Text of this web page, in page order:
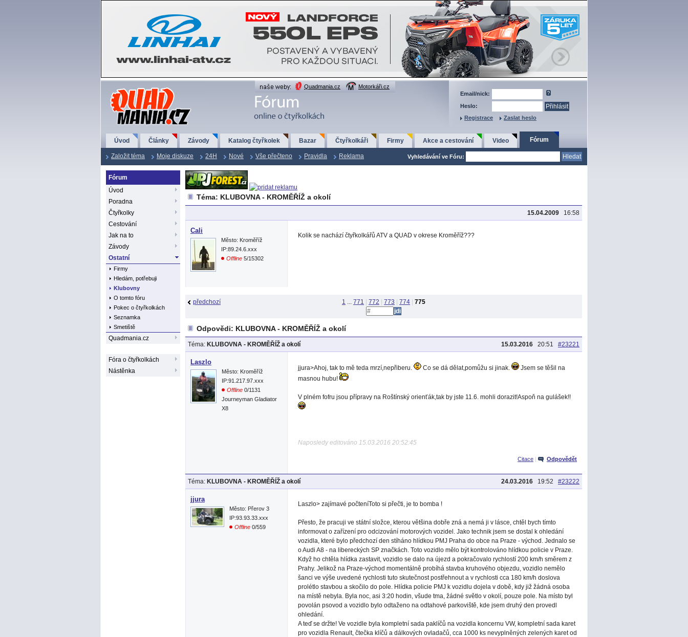
QuadMania.cz Quadmania.cz
Motorkáři.cz
Email/nick:
Heslo:
Registrace
Zaslat heslo
Úvod Články Závody Katalog čtyřkolek Bazar Čtyřkolkáři Firmy Akce a cestování Video Fórum
Založit téma Moje diskuze 24H Nové Vše přečteno Pravidla Reklama Vyhledávání ve Fóru:
Fórum
Úvod
Poradna
Čtyřkolky
Cestování
Jak na to
Závody
Ostatní
Firmy
Hledám, potřebuji
Klubovny
O tomto fóru
Pokec o čtyřkolkách
Seznamka
Smetiště
Quadmania.cz
Fóra o čtyřkolkách
Nástěnka
Téma: KLUBOVNA - KROMĚŘÍŽ a okolí
15.04.2009 16:58
Cali
Město: Kroměříž
IP:89.24.6.xxx
Offline 5/15302
Kolik se nachází čtyřkolkářů ATV a QUAD v okrese Kroměříž???
předchozí 1 ... 771 772 773 774 775
Odpovědi: KLUBOVNA - KROMĚŘÍŽ a okolí
15.03.2016 20:51 #23221
Téma: KLUBOVNA - KROMĚŘÍŽ a okolí
Laszlo
Město: Kroměříž
IP:91.217.97.xxx
Offline 0/1131
Journeyman Gladiator
X8
jjura>Ahoj, tak to mě teda mrzí,nepřiberu. Co se dá dělat,pomůžu si jinak.
Jsem se těšil na
masnou hubu!
V plném fofru jsou přípravy na Roštínský orienťák,tak by jste 11.6. mohli dorazit!Aspoň na gulášek!!
Naposledy editováno 15.03.2016 20:52:45
Citace | Odpovědět
24.03.2016 19:52 #23222
Téma: KLUBOVNA - KROMĚŘÍŽ a okolí
jjura
Město: Přerov 3
IP:93.93.33.xxx
Offline 0/559
Laszlo> zajímavé počteníToto si přečti, je to bomba !
Přesto, že pracuji ve státní složce, kterou většina dobře zná a nemá ji v lásce, chtěl bych tímto
informovat o zařízení pro odcizování motorových vozidel. Jako technik jsem se dostal k ohledání
vozidla, které bylo předchozí den stíháno hlídkou PMJ Praha do obce na Praze - východ. Jednalo se
o Audi A8 - na libereckých SP značkách. Toto vozidlo mělo být kontrolováno hlídkou policie v Praze.
Když ho chtěla hlídka zastavit, vozidlo se dalo na újezd a pokračovalo rychlostí 200 km/h směrem z
Prahy. Jelikož na Praze-východ momentálně probíhá stavba kruhového objezdu, vozidlo nemělo
šanci ve výše uvedené rychlosti tuto skutečnost postřehnout a v rychlosti cca 180 km/h doslova
prolétlo stavbou a skočilo do pole. Hlídka policie PMJ k vozidlu dojela v době, kdy již žádná osoba
na místě nebyla. Byla noc, asi 3:20 hodin, všude tma, žádné světlo v okolí, pouze pole. Na místo byl
povolán psovod a vozidlo bylo odtaženo na odtahové parkoviště, kde jsem druhý den provedl
ohledání.
A teď se držte! Ve vozidle byla kompletní sada paklíčů na vozidla koncernu VW, kompletní sada karet
pro vozidla Renault, čtečka klíčů a dálkových ovladačů, cca 1000 ks nevyplněných zelených karet od